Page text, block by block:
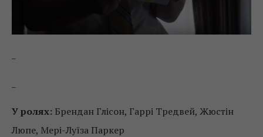
У ролях: Брендан Глісон, Гаррі Тредвей, Жюстін
Люпе, Мері-Луїза Паркер